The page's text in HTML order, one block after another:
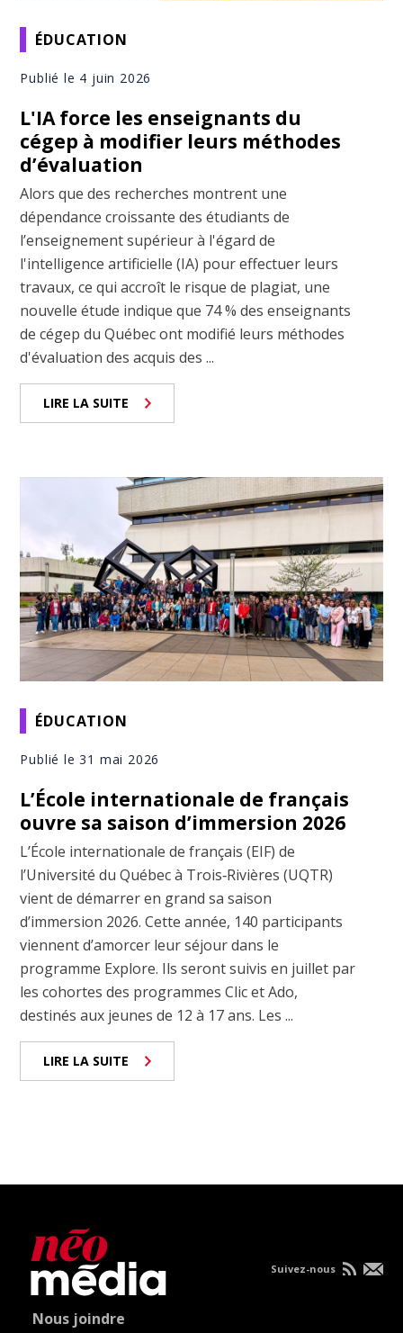
ÉDUCATION
Publié le 4 juin 2026
L'IA force les enseignants du
cégep à modifier leurs méthodes
d’évaluation
Alors que des recherches montrent une
dépendance croissante des étudiants de
l’enseignement supérieur à l'égard de
l'intelligence artificielle (IA) pour effectuer leurs
travaux, ce qui accroît le risque de plagiat, une
nouvelle étude indique que 74 % des enseignants
de cégep du Québec ont modifié leurs méthodes
d'évaluation des acquis des ...
LIRE LA SUITE
ÉDUCATION
Publié le 31 mai 2026
L’École internationale de français
ouvre sa saison d’immersion 2026
L’École internationale de français (EIF) de
l’Université du Québec à Trois‑Rivières (UQTR)
vient de démarrer en grand sa saison
d’immersion 2026. Cette année, 140 participants
viennent d’amorcer leur séjour dans le
programme Explore. Ils seront suivis en juillet par
les cohortes des programmes Clic et Ado,
destinés aux jeunes de 12 à 17 ans. Les ...
LIRE LA SUITE
Nous joindre
Suivez-nous